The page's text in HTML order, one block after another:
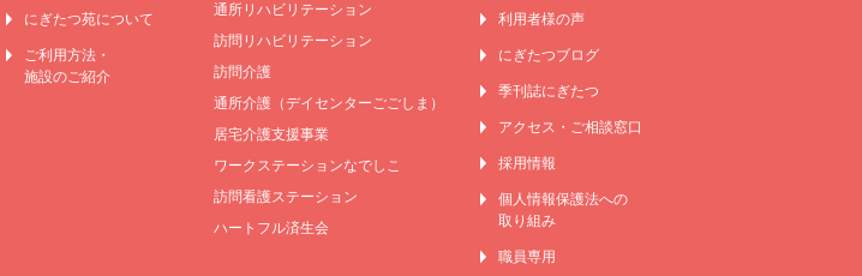
にぎたつ苑について
ご利用方法・
施設のご紹介
通所リハビリテーション
訪問リハビリテーション
訪問介護
通所介護（デイセンターごごしま）
居宅介護支援事業
ワークステーションなでしこ
訪問看護ステーション
ハートフル済生会
利用者様の声
にぎたつブログ
季刊誌にぎたつ
アクセス・ご相談窓口
採用情報
個人情報保護法への
取り組み
職員専用